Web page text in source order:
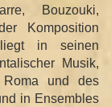
Bouzouki,
Komposition
in seinen
Musik,
und des
in Ensembles